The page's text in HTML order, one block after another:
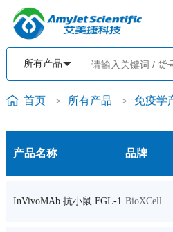
首页 > 所有产品 > 免疫学
产品名称 品牌
InVivoMAb 抗小鼠 FGL-1 BioXCell